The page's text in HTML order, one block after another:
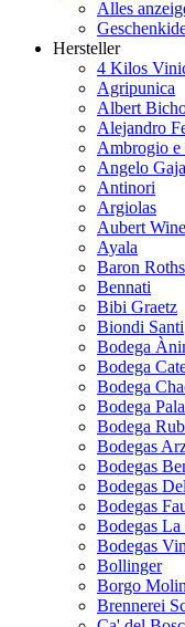
Alles
Hersteller
4 Kilos
Agripunica
Albert
Alejandro
Ambrogio e
Angelo Gaja
Antinori
Argiolas
Aubert
Ayala
Baron
Bennati
Bibi Graetz
Biondi Santi
Bodega
Bodega
Bodega
Bodega
Bodega
Bodegas
Bodegas
Bodegas
Bodegas
Bodegas
Bodegas
Bollinger
Borgo
Brennerei